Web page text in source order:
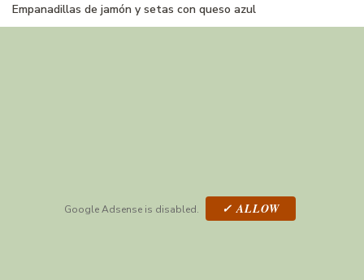
Empanadillas de jamón y setas con queso azul
Google Adsense is disabled. ✓ ALLOW